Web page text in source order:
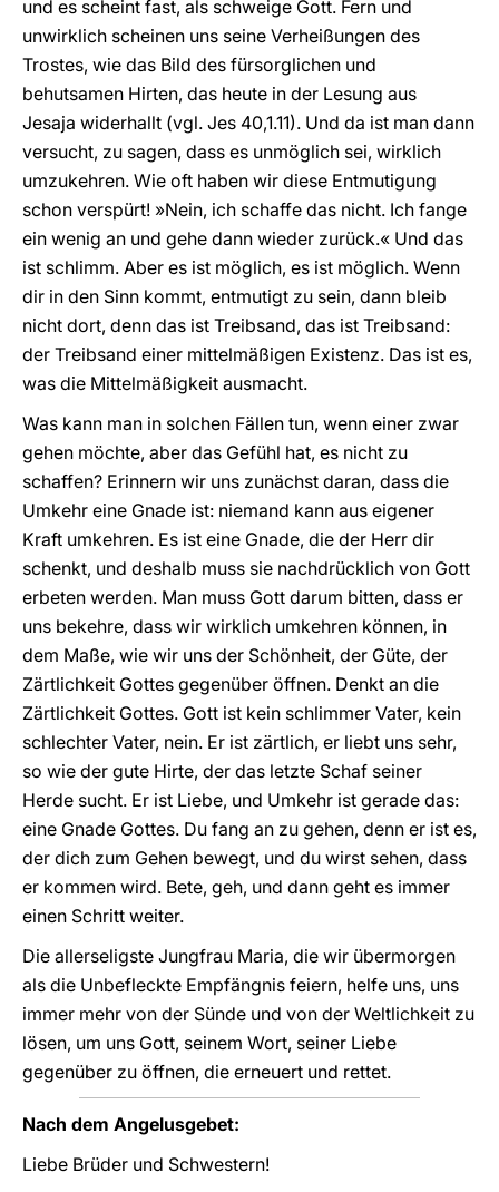
und es scheint fast, als schweige Gott. Fern und
unwirklich scheinen uns seine Verheißungen des
Trostes, wie das Bild des fürsorglichen und
behutsamen Hirten, das heute in der Lesung aus
Jesaja widerhallt (vgl. Jes 40,1.11). Und da ist man dann
versucht, zu sagen, dass es unmöglich sei, wirklich
umzukehren. Wie oft haben wir diese Entmutigung
schon verspürt! »Nein, ich schaffe das nicht. Ich fange
ein wenig an und gehe dann wieder zurück.« Und das
ist schlimm. Aber es ist möglich, es ist möglich. Wenn
dir in den Sinn kommt, entmutigt zu sein, dann bleib
nicht dort, denn das ist Treibsand, das ist Treibsand:
der Treibsand einer mittelmäßigen Existenz. Das ist es,
was die Mittelmäßigkeit ausmacht.
Was kann man in solchen Fällen tun, wenn einer zwar
gehen möchte, aber das Gefühl hat, es nicht zu
schaffen? Erinnern wir uns zunächst daran, dass die
Umkehr eine Gnade ist: niemand kann aus eigener
Kraft umkehren. Es ist eine Gnade, die der Herr dir
schenkt, und deshalb muss sie nachdrücklich von Gott
erbeten werden. Man muss Gott darum bitten, dass er
uns bekehre, dass wir wirklich umkehren können, in
dem Maße, wie wir uns der Schönheit, der Güte, der
Zärtlichkeit Gottes gegenüber öffnen. Denkt an die
Zärtlichkeit Gottes. Gott ist kein schlimmer Vater, kein
schlechter Vater, nein. Er ist zärtlich, er liebt uns sehr,
so wie der gute Hirte, der das letzte Schaf seiner
Herde sucht. Er ist Liebe, und Umkehr ist gerade das:
eine Gnade Gottes. Du fang an zu gehen, denn er ist es,
der dich zum Gehen bewegt, und du wirst sehen, dass
er kommen wird. Bete, geh, und dann geht es immer
einen Schritt weiter.
Die allerseligste Jungfrau Maria, die wir übermorgen
als die Unbefleckte Empfängnis feiern, helfe uns, uns
immer mehr von der Sünde und von der Weltlichkeit zu
lösen, um uns Gott, seinem Wort, seiner Liebe
gegenüber zu öffnen, die erneuert und rettet.
Nach dem Angelusgebet:
Liebe Brüder und Schwestern!